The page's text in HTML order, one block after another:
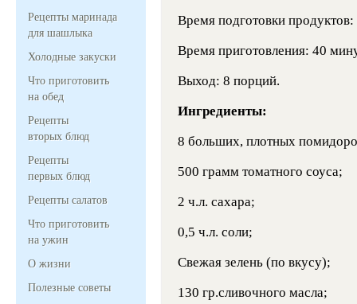
Рецепты маринада
для шашлыка
Холодные закуски
Что приготовить
на обед
Рецепты
вторых блюд
Рецепты
первых блюд
Рецепты салатов
Что приготовить
на ужин
О жизни
Полезные советы
Время подготовки
Время приготовления: 40
Выход: 8 порций.
Ингредиенты:
8 больших, плотных
500 грамм томатного соуса;
2 ч.л. сахара;
0,5 ч.л. соли;
Свежая зелень (по вкусу);
130 гр.сливочного масла;